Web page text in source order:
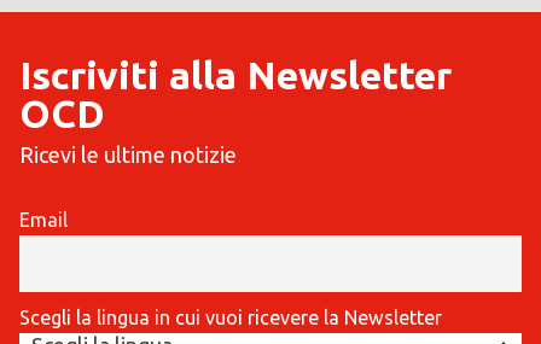
Iscriviti alla Newsletter
OCD
Ricevi le ultime notizie
Email
Scegli la lingua in cui vuoi ricevere la Newsletter